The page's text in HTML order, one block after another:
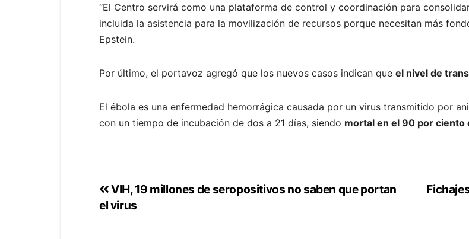
“El Centro servirá como una plataforma de control y coordinación para
incluida la asistencia para la movilización de recursos porque necesitan más
Epstein.
Por último, el portavoz agregó que los nuevos casos indican que el nivel de
El ébola es una enfermedad hemorrágica causada por un virus transmitido por
con un tiempo de incubación de dos a 21 días, siendo mortal en el 90 por ciento
VIH, 19 millones de seropositivos no saben que portan
el virus